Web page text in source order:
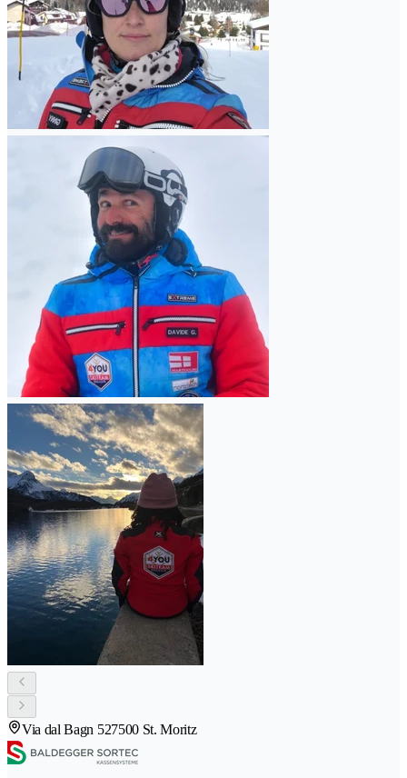
Via dal Bagn 527500 St. Moritz